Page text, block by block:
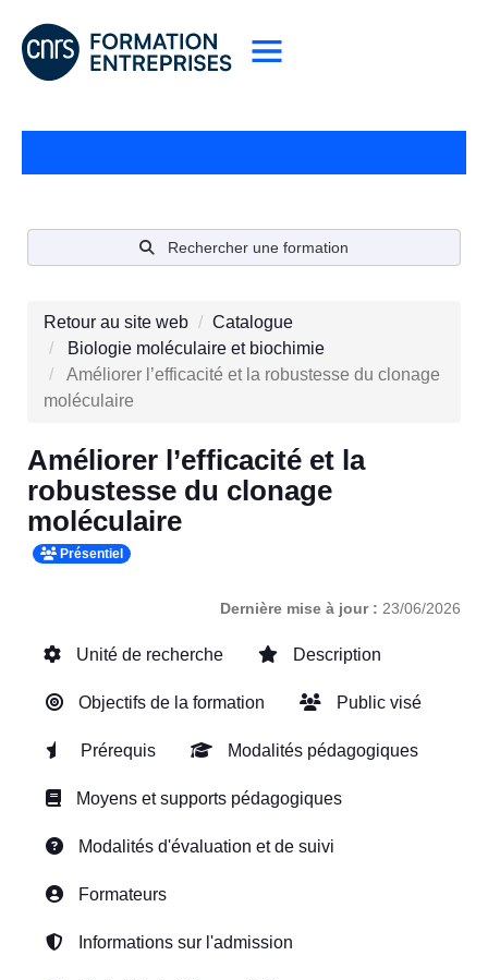
Rechercher une formation
Retour au site web
Catalogue
Biologie moléculaire et biochimie
Améliorer l’efficacité et la robustesse du clonage
moléculaire
Améliorer l’efficacité et la
robustesse du clonage
moléculaire
Présentiel
Dernière mise à jour : 23/06/2026
Unité de recherche Description
Objectifs de la formation Public visé
Prérequis Modalités pédagogiques
Moyens et supports pédagogiques
Modalités d'évaluation et de suivi
Formateurs
Informations sur l'admission